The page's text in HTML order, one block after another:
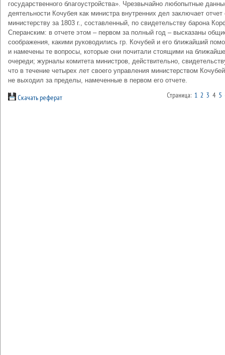
государственного благоустройства». Чрезвычайно любопытные
деятельности Кочубея как министра внутренних дел заключает отчет
министерству за 1803 г., составленный, по свидетельству барона
Сперанским: в отчете этом – первом за полный год – высказаны
соображения, какими руководились гр. Кочубей и его ближайший
и намечены те вопросы, которые они почитали стоящими на
очереди; журналы комитета министров, действительно,
что в течение четырех лет своего управления министерством
не выходил за пределы, намеченные в первом его отчете.
Скачать реферат Страница: 1 2 3 4 5